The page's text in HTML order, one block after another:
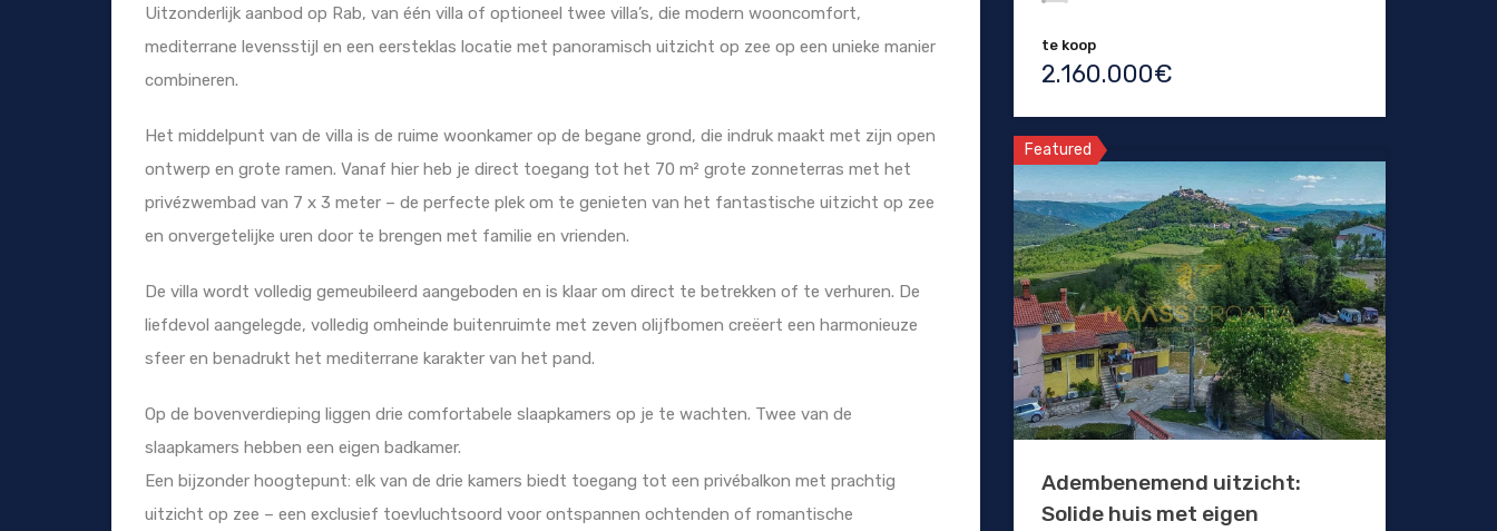
Uitzonderlijk aanbod op Rab, van één villa of optioneel twee villa’s, die modern wooncomfort,
mediterrane levensstijl en een eersteklas locatie met panoramisch uitzicht op zee op een unieke manier
combineren.
Het middelpunt van de villa is de ruime woonkamer op de begane grond, die indruk maakt met zijn open
ontwerp en grote ramen. Vanaf hier heb je direct toegang tot het 70 m² grote zonneterras met het
privézwembad van 7 x 3 meter – de perfecte plek om te genieten van het fantastische uitzicht op zee
en onvergetelijke uren door te brengen met familie en vrienden.
De villa wordt volledig gemeubileerd aangeboden en is klaar om direct te betrekken of te verhuren. De
liefdevol aangelegde, volledig omheinde buitenruimte met zeven olijfbomen creëert een harmonieuze
sfeer en benadrukt het mediterrane karakter van het pand.
Op de bovenverdieping liggen drie comfortabele slaapkamers op je te wachten. Twee van de
slaapkamers hebben een eigen badkamer.
Een bijzonder hoogtepunt: elk van de drie kamers biedt toegang tot een privébalkon met prachtig
uitzicht op zee – een exclusief toevluchtsoord voor ontspannen ochtenden of romantische
te koop
2.160.000€
Featured
Adembenemend uitzicht:
Solide huis met eigen